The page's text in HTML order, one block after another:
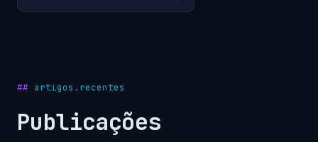
artigos.recentes
Publicações